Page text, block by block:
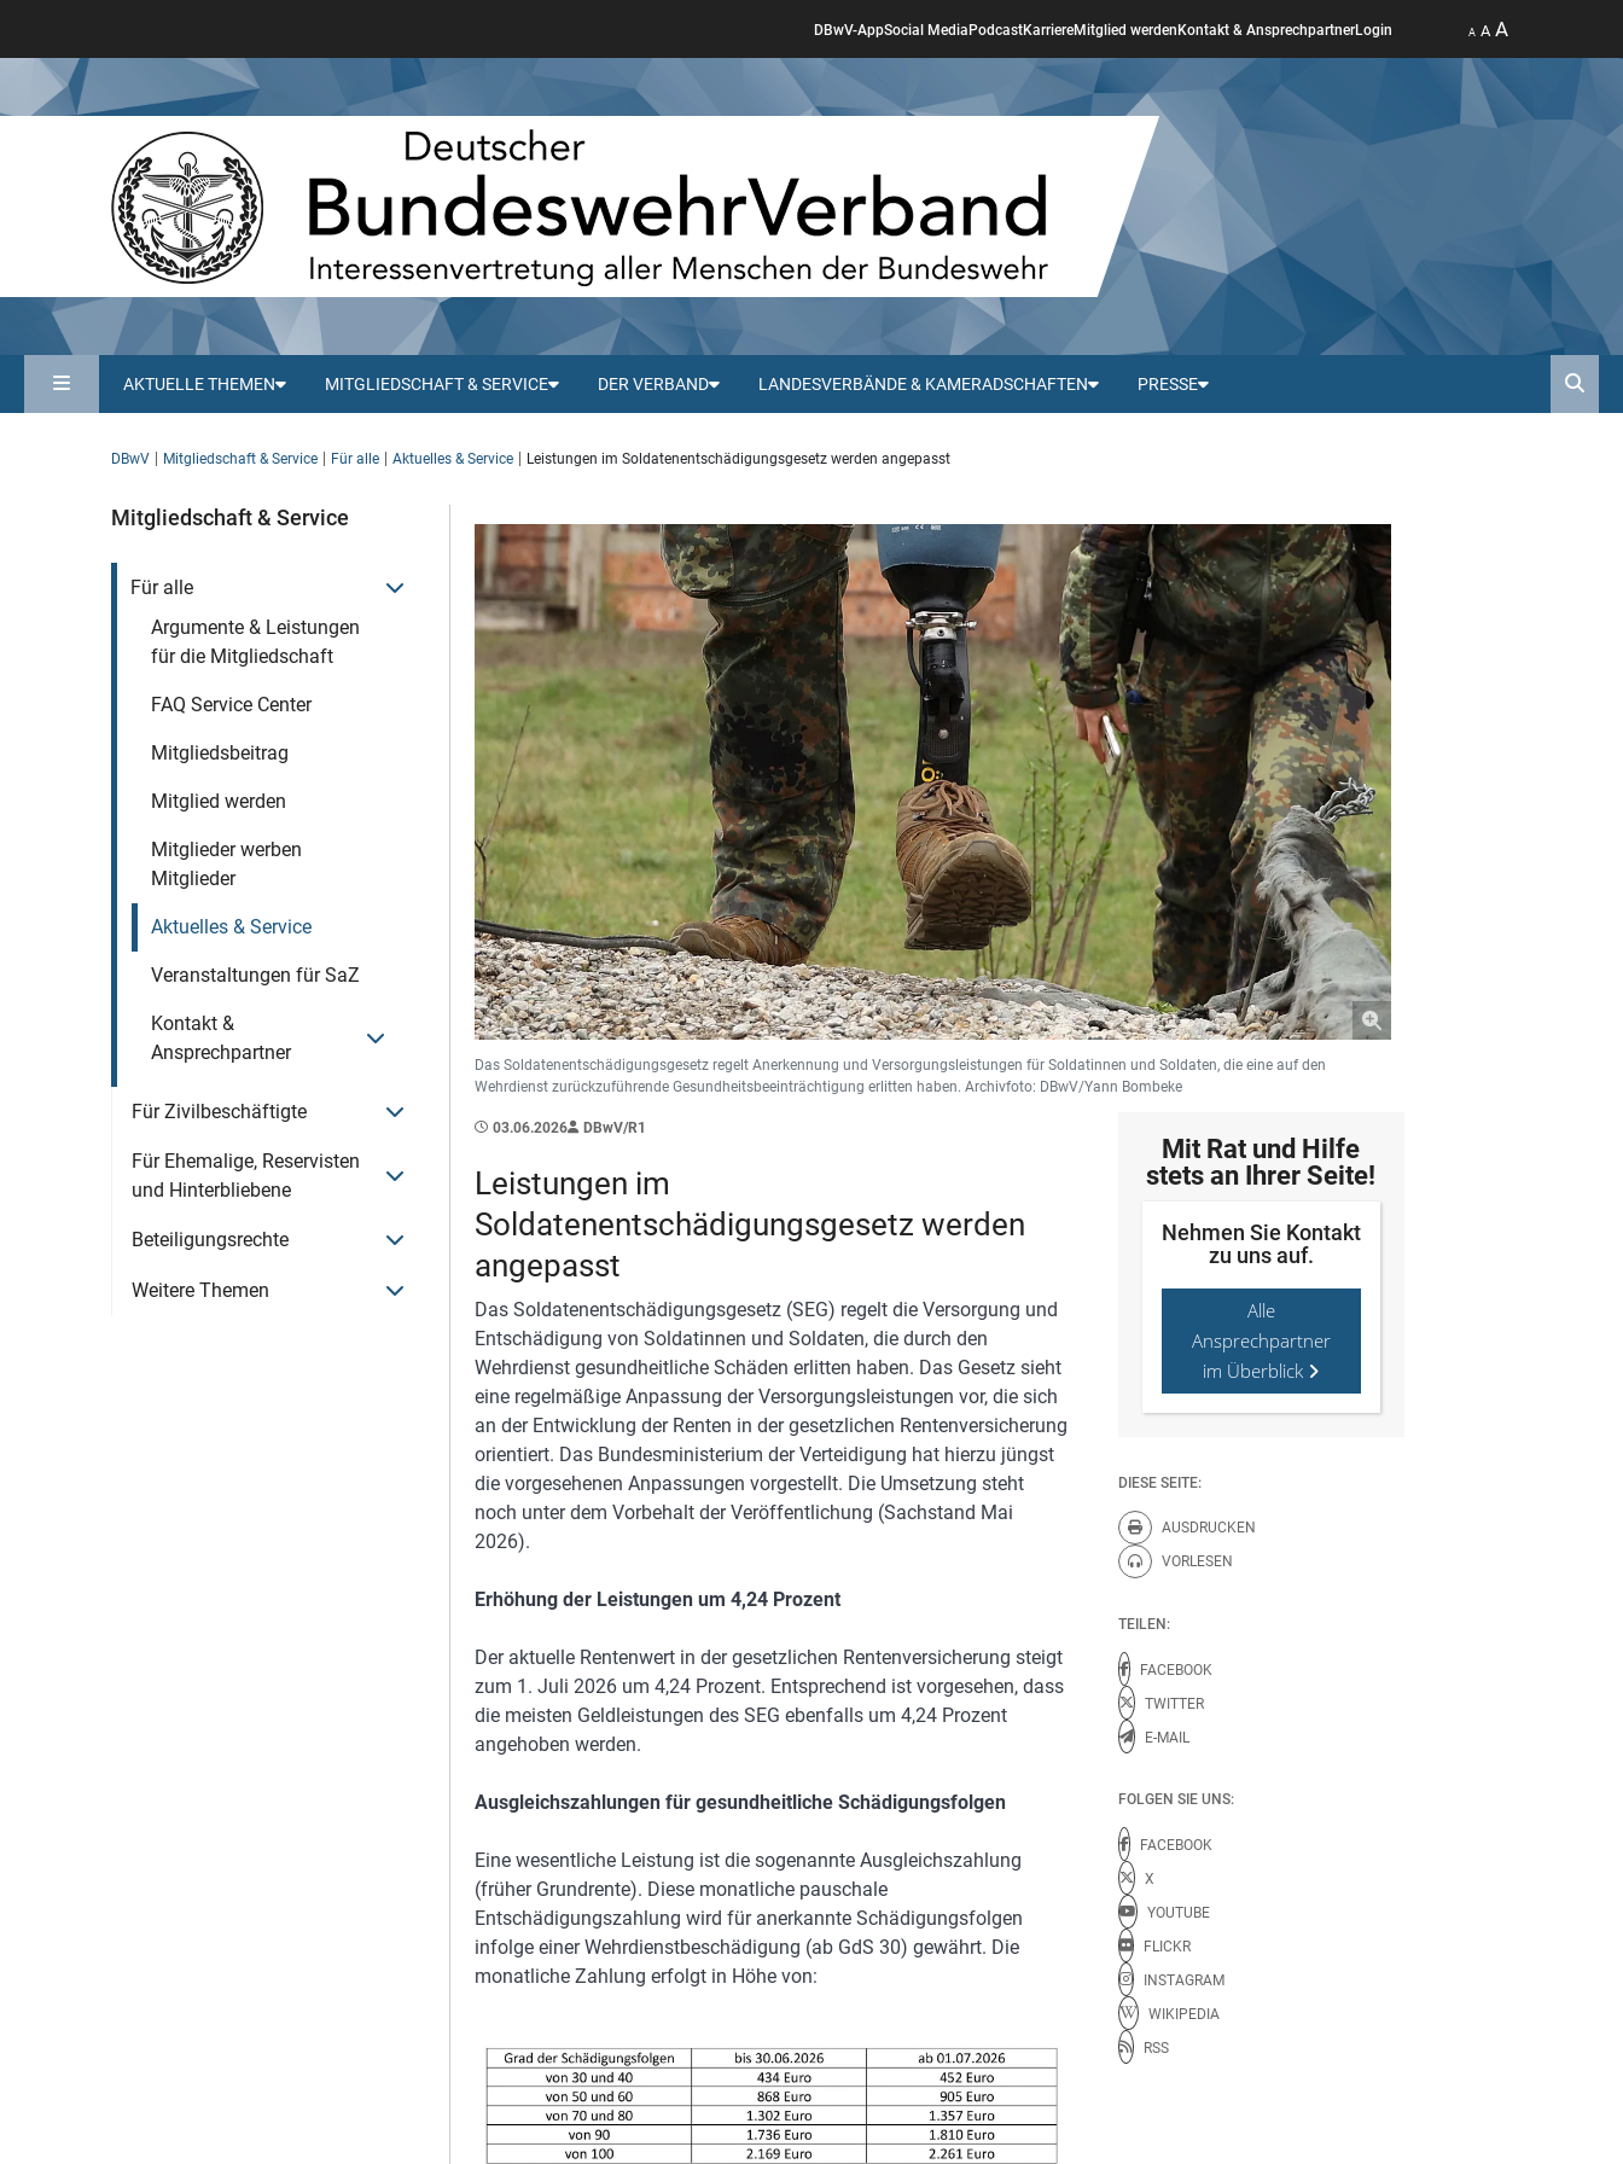
DBwV-AppSocial Media PodcastKarriereMitglied werden Kontakt & AnsprechpartnerLogin A A A
AKTUELLE THEMEN MITGLIEDSCHAFT & SERVICE DER VERBAND LANDESVERBÄNDE & KAMERADSCHAFTEN PRESSE
DBwV Mitgliedschaft & Service Für alle Aktuelles & Service Leistungen im Soldatenentschädigungsgesetz werden angepasst
Mitgliedschaft & Service
Für alle
Menü öffnen
Argumente & Leistungen
für die Mitgliedschaft
FAQ Service Center
Mitgliedsbeitrag
Mitglied werden
Mitglieder werben
Mitglieder
Aktuelles & Service
Veranstaltungen für SaZ
Kontakt &
Ansprechpartner
Menü öffnen
Für Zivilbeschäftigte
Für Ehemalige, Reservisten
und Hinterbliebene
Menü öffnen
Beteiligungsrechte Menü öffnen
Weitere Themen Menü öffnen
Das Soldatenentschädigungsgesetz regelt Anerkennung und Versorgungsleistungen für Soldatinnen und Soldaten, die eine auf den
Wehrdienst zurückzuführende Gesundheitsbeeinträchtigung erlitten haben. Archivfoto: DBwV/Yann Bombeke
03.06.2026 DBwV/R1
Leistungen im
Soldatenentschädigungsgesetz werden
angepasst
Das Soldatenentschädigungsgesetz (SEG) regelt die Versorgung und
Entschädigung von Soldatinnen und Soldaten, die durch den
Wehrdienst gesundheitliche Schäden erlitten haben. Das Gesetz sieht
eine regelmäßige Anpassung der Versorgungsleistungen vor, die sich
an der Entwicklung der Renten in der gesetzlichen Rentenversicherung
orientiert. Das Bundesministerium der Verteidigung hat hierzu jüngst
die vorgesehenen Anpassungen vorgestellt. Die Umsetzung steht
noch unter dem Vorbehalt der Veröffentlichung (Sachstand Mai
2026).
Erhöhung der Leistungen um 4,24 Prozent
Der aktuelle Rentenwert in der gesetzlichen Rentenversicherung steigt
zum 1. Juli 2026 um 4,24 Prozent. Entsprechend ist vorgesehen, dass
die meisten Geldleistungen des SEG ebenfalls um 4,24 Prozent
angehoben werden.
Ausgleichszahlungen für gesundheitliche Schädigungsfolgen
Eine wesentliche Leistung ist die sogenannte Ausgleichszahlung
(früher Grundrente). Diese monatliche pauschale
Entschädigungszahlung wird für anerkannte Schädigungsfolgen
infolge einer Wehrdienstbeschädigung (ab GdS 30) gewährt. Die
monatliche Zahlung erfolgt in Höhe von:
Mit Rat und Hilfe
stets an Ihrer Seite!
Nehmen Sie Kontakt
zu uns auf.
Alle
Ansprechpartner
im Überblick
DIESE SEITE:
AUSDRUCKEN
Diese Seite drucken.
VORLESEN
Diese Seite vorlesen.
TEILEN:
FACEBOOK
TWITTER
E-MAIL
FOLGEN SIE UNS:
FACEBOOK
X
YOUTUBE
FLICKR
INSTAGRAM
WIKIPEDIA
RSS